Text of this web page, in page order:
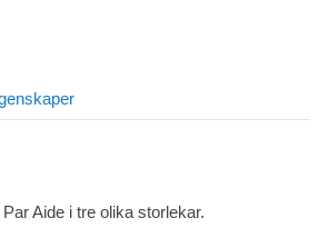
Aide i tre olika storlekar.